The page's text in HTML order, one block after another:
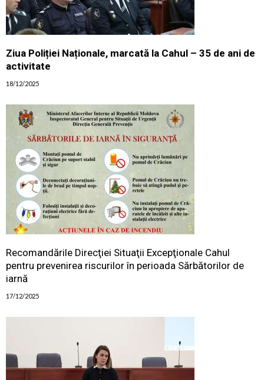
Ziua Poliției Naționale, marcată la Cahul – 35 de ani de
activitate
18/12/2025
Recomandările Direcţiei Situaţii Excepţionale Cahul
pentru prevenirea riscurilor în perioada Sărbătorilor de
iarnă
17/12/2025